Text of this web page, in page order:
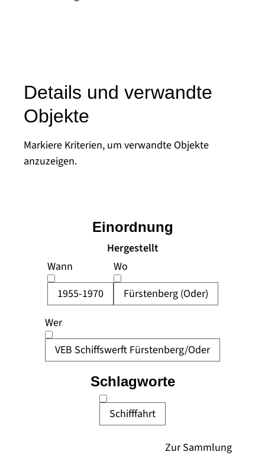
Details und verwandte
Objekte
Markiere Kriterien, um verwandte Objekte
anzuzeigen.
Hergestellt
Wann
1955-1970
Wo
Fürstenberg (Oder)
Wer
VEB Schiffswerft Fürstenberg/Oder
Schifffahrt
Einordnung
Schlagworte